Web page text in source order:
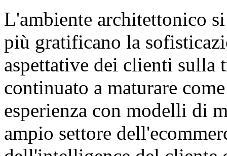
L'ambiente architettonico
più gratificano la
aspettative dei clienti sulla
continuato a maturare
esperienza con modelli di
ampio settore